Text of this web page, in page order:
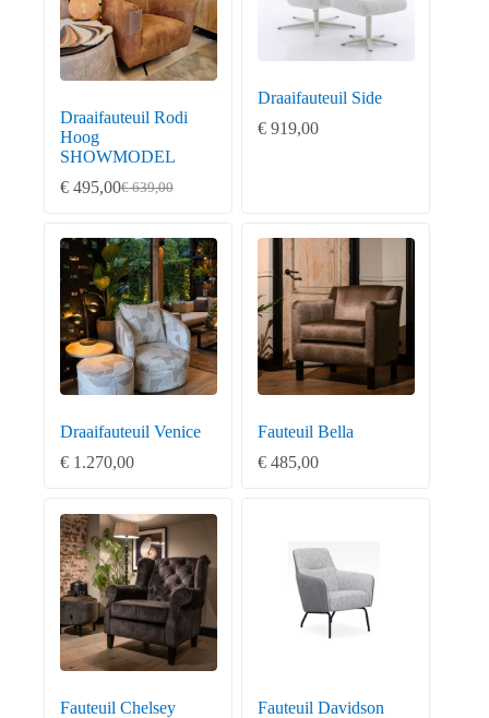
Draaifauteuil Rodi
Hoog
SHOWMODEL
€639,00
Oorspronkelijke
was:
€ 639,00.
€495,00
Huidige
is:
€ 495,00.
Draaifauteuil Side
€919,00
Draaifauteuil Venice
€1.270,00
Fauteuil Bella
€485,00
Fauteuil Chelsey
Fauteuil Davidson